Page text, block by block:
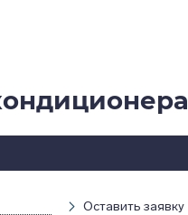
Оставить заявку